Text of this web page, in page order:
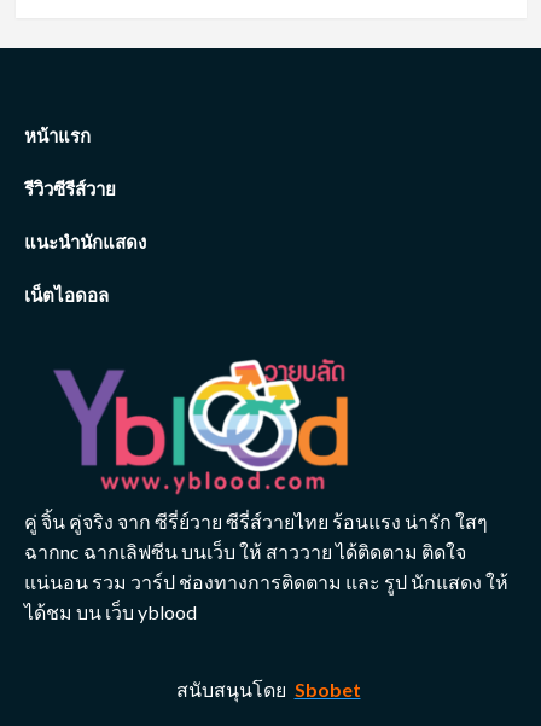
หน้าแรก
รีวิวซีรีส์วาย
แนะนำนักแสดง
เน็ตไอดอล
คู่ จิ้น คู่จริง จาก ซีรี่ย์วาย ซีรี่ส์วายไทย ร้อนแรง น่ารัก ใสๆ
ฉากnc ฉากเลิฟซีน บนเว็บ ให้ สาววาย ได้ติดตาม ติดใจ
แน่นอน รวม วาร์ป ช่องทางการติดตาม และ รูป นักแสดง ให้
ได้ชม บน เว็บ yblood
สนับสนุนโดย Sbobet